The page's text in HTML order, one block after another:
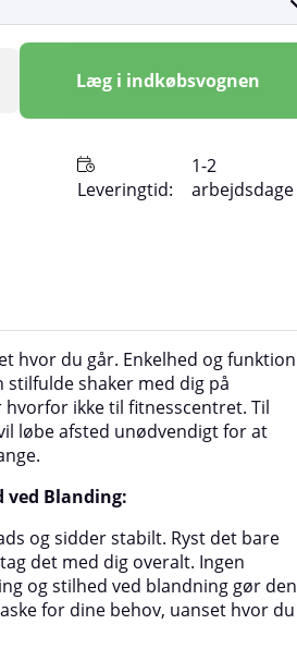
Læg i indkøbsvognen
Leveringtid:
1-2
arbejdsdage
hvor du går. Enkelhed og funktion
shaker med dig på
ikke til fitnesscentret. Til
løbe afsted unødvendigt for at
ved Blanding:
og sidder stabilt. Ryst det bare
det med dig overalt. Ingen
og stilhed ved blandning gør den
for dine behov, uanset hvor du